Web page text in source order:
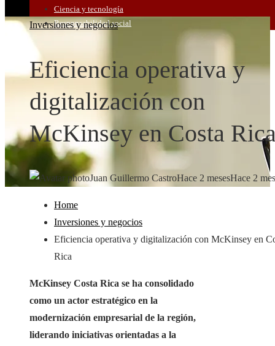
Ciencia y tecnología
Responsabilidad social
Inversiones y negocios
Eficiencia operativa y
digitalización con
McKinsey en Costa
Juan Guillermo CastroHace 2 mesesHace 2
Home
Inversiones y negocios
Eficiencia operativa y digitalización con McKinsey en
Rica
McKinsey Costa Rica se ha consolidado
como un actor estratégico en la
modernización empresarial de la región,
liderando iniciativas orientadas a la